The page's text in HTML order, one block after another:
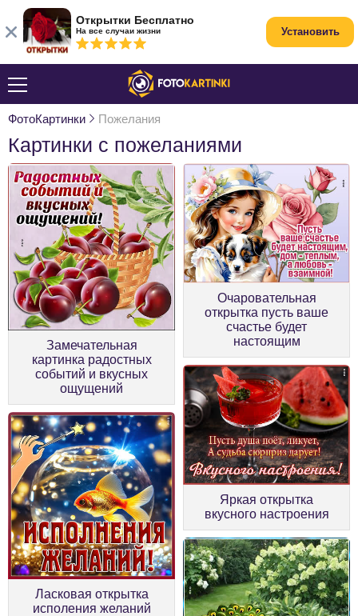
ФотоКартинки Пожелания
Картинки с пожеланиями
Замечательная
картинка радостных
событий и вкусных
ощущений
Очаровательная
открытка пусть ваше
счастье будет
настоящим
Ласковая открытка
исполения желаний
Яркая открытка
вкусного настроения
Открытки Бесплатно
На все случаи жизни Установить